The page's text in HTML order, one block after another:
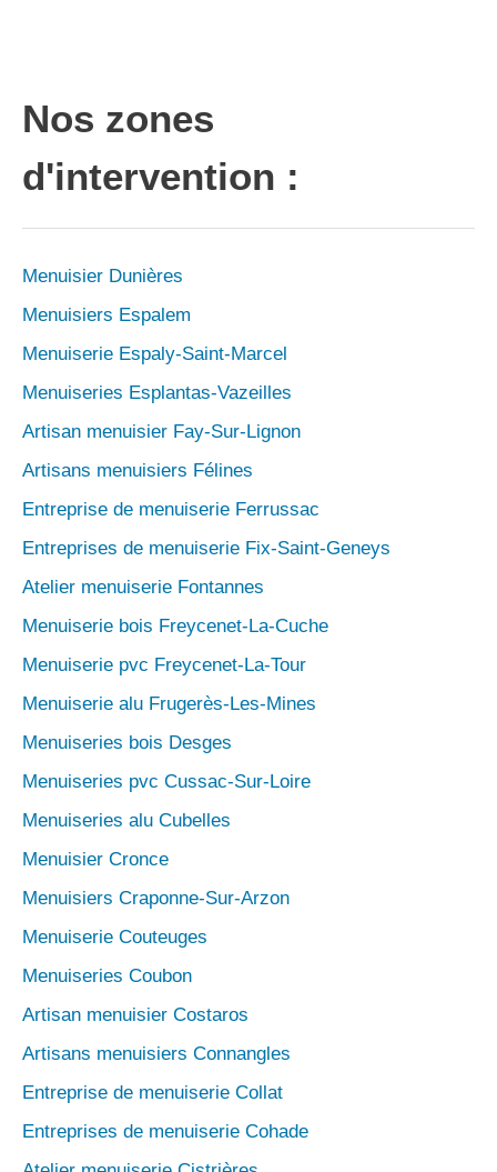
Nos zones
d'intervention :
Menuisier Dunières
Menuisiers Espalem
Menuiserie Espaly-Saint-Marcel
Menuiseries Esplantas-Vazeilles
Artisan menuisier Fay-Sur-Lignon
Artisans menuisiers Félines
Entreprise de menuiserie Ferrussac
Entreprises de menuiserie Fix-Saint-Geneys
Atelier menuiserie Fontannes
Menuiserie bois Freycenet-La-Cuche
Menuiserie pvc Freycenet-La-Tour
Menuiserie alu Frugerès-Les-Mines
Menuiseries bois Desges
Menuiseries pvc Cussac-Sur-Loire
Menuiseries alu Cubelles
Menuisier Cronce
Menuisiers Craponne-Sur-Arzon
Menuiserie Couteuges
Menuiseries Coubon
Artisan menuisier Costaros
Artisans menuisiers Connangles
Entreprise de menuiserie Collat
Entreprises de menuiserie Cohade